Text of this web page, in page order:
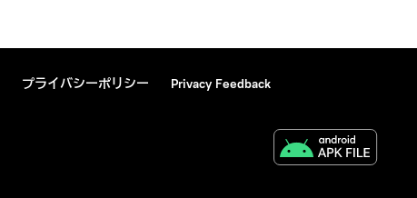
プライバシーポリシー Privacy Feedback